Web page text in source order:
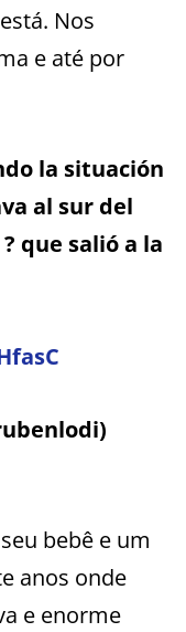
Nos
e até por
la situación
al sur del
que salió a la
bebê e um
anos onde
e enorme